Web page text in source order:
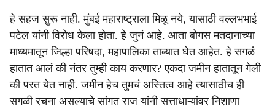
हे सहज सुरू नाही. मुंबई महाराष्ट्राला मिळू नये, यासाठी वल्लभभाई
पटेल यांनी विरोध केला होता. हे जुनं आहे. आता बोगस मतदानाच्या
माध्यमातून जिल्हा परिषदा, महापालिका ताब्यात घेत आहेत. हे सगळं
हातात आलं की नंतर तुम्ही काय करणार? एकदा जमीन हातातून गेली
की परत येत नाही. जमीन हेच तुमचं अस्तित्व आहे त्यासाठीच ही
सगळी रचना असल्याचे सांगत राज यांनी सत्ताधाऱ्यांवर निशाणा